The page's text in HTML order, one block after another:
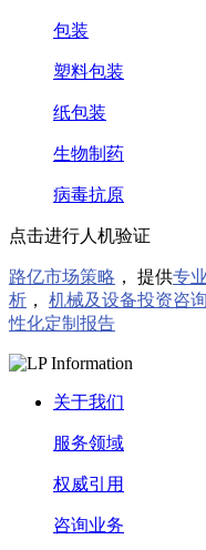
包装
塑料包装
纸包装
生物制药
病毒抗原
点击进行人机验证
路亿市场策略 ， 提供专
析 ， 机械及设备投资咨
性化定制报告
关于我们
服务领域
权威引用
咨询业务